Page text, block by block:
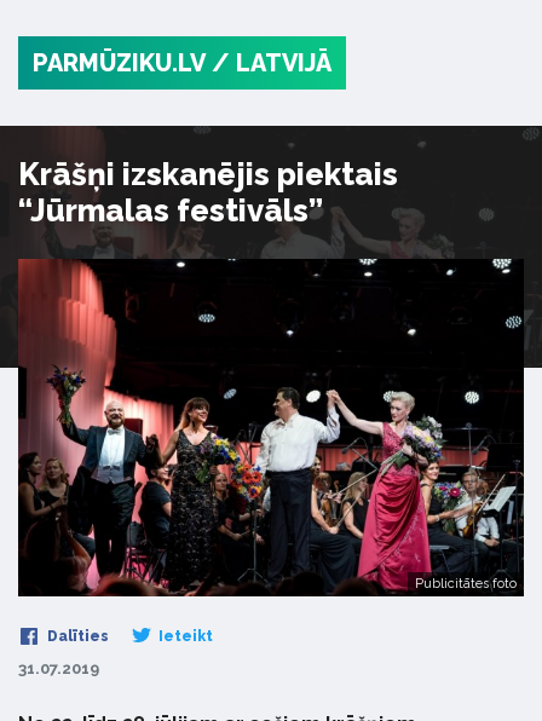
PARMŪZIKU.LV / LATVIJĀ
Krāšņi izskanējis piektais
“Jūrmalas festivāls”
Publicitātes foto
Dalīties Ieteikt
31.07.2019